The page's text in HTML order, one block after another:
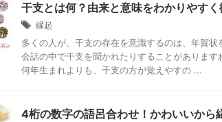
干支とは何？由来と意味をわかりやすく
縁起
多くの人が、干支の存在を意識するのは、年賀状
会話の中で干支を聞かれたりすることがあります
何年生まれよりも、干支の方が覚えやすの ...
4桁の数字の語呂合わせ！かわいいから